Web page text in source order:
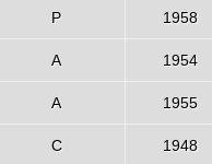
P 1958
A 1954
A 1955
C 1948